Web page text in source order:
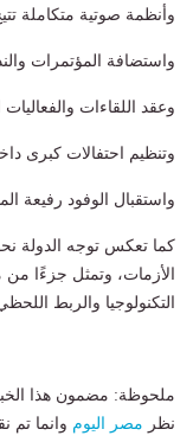
وأنظمة صوتية متكاملة
واستضافة المؤتمرات
وعقد اللقاءات
وتنظيم احتفالات كبرى
واستقبال الوفود رفيعة
كما تعكس توجه الدولة
الأزمات، وتمثل جزءًا من
التكنولوجيا والربط
ملحوظة: مضمون هذا
نظر مصر اليوم وانما تم